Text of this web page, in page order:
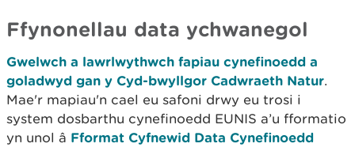
Ffynonellau data ychwanegol
Gwelwch a lawrlwythwch fapiau cynefinoedd a
goladwyd gan y Cyd-bwyllgor Cadwraeth Natur.
Mae'r mapiau'n cael eu safoni drwy eu trosi i
system dosbarthu cynefinoedd EUNIS a’u fformatio
yn unol â Fformat Cyfnewid Data Cynefinoedd